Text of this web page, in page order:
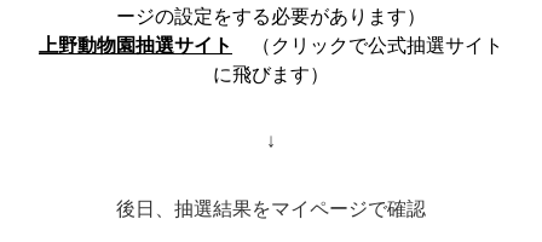
ージの設定をする必要があります）
上野動物園抽選サイト
（クリックで公式抽選サイト
に飛びます）
↓
後日、抽選結果をマイページで確認